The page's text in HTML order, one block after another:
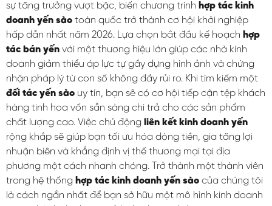
sự tăng trưởng vượt bậc, biến chương trình hợp tác kinh
doanh yến sào toàn quốc trở thành cơ hội khởi nghiệp
hấp dẫn nhất năm 2026. Lựa chọn bắt đầu kế hoạch hợp
tác bán yến với một thương hiệu lớn giúp các nhà kinh
doanh giảm thiểu áp lực tự gầy dựng hình ảnh và chứng
nhận pháp lý từ con số không đầy rủi ro. Khi tìm kiếm một
đối tác yến sào uy tín, bạn sẽ có cơ hội tiếp cận tệp khách
hàng tinh hoa vốn sẵn sàng chi trả cho các sản phẩm
chất lượng cao. Việc chủ động liên kết kinh doanh yến
rộng khắp sẽ giúp bạn tối ưu hóa dòng tiền, gia tăng lợi
nhuận biên và khẳng định vị thế thương mại tại địa
phương một cách nhanh chóng. Trở thành một thành viên
trong hệ thống hợp tác kinh doanh yến sào của chúng tôi
là cách ngắn nhất để bạn sở hữu một mô hình kinh doanh